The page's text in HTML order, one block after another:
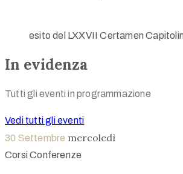
esito del LXXVII Certamen
In evidenza
Tutti gli eventi in programmazione
Vedi tutti gli eventi
30 Settembre mercoledì
Corsi Conferenze